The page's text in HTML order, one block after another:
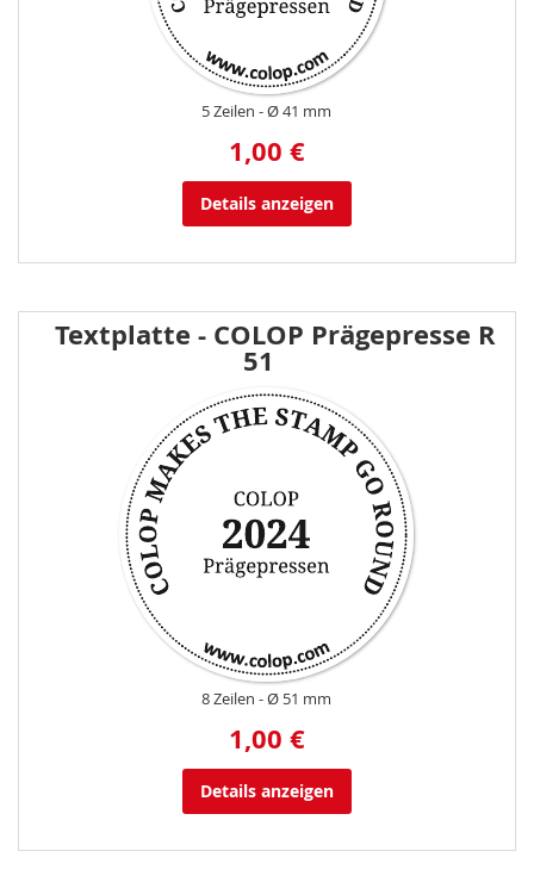
5 Zeilen Ø 41 mm
1,00 €
Details anzeigen
Textplatte - COLOP Prägepresse R
51
8 Zeilen Ø 51 mm
1,00 €
Details anzeigen